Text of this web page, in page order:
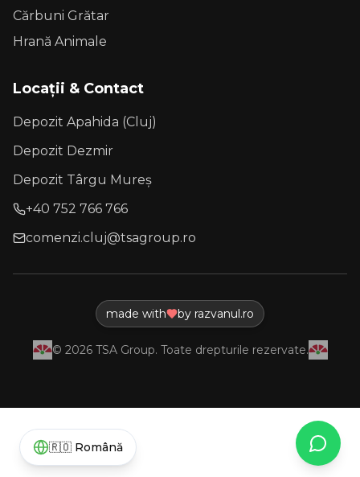
Cărbuni Grătar
Hrană Animale
Locații & Contact
Depozit Apahida (Cluj)
Depozit Dezmir
Depozit Târgu Mureș
+40 752 766 766
comenzi.cluj@tsagroup.ro
made with by razvanul.ro
© 2026TSA Group. Toate drepturile rezervate.
🇷🇴 Română